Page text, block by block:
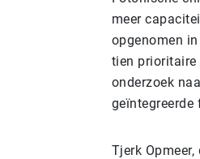
meer
opgenomen
tien prioritaire
onderzoek
Tjerk